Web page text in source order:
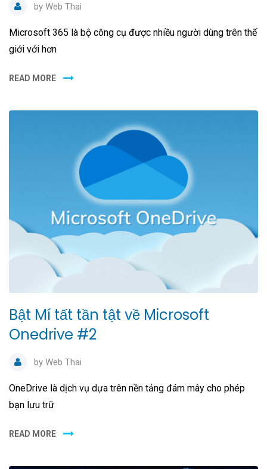
by Web Thai
Microsoft 365 là bộ công cụ được nhiều người dùng trên thế
giới với hơn
READ MORE
Bật Mí tất tần tật về Microsoft
Onedrive #2
by Web Thai
OneDrive là dịch vụ dựa trên nền tảng đám mây cho phép
bạn lưu trữ
READ MORE